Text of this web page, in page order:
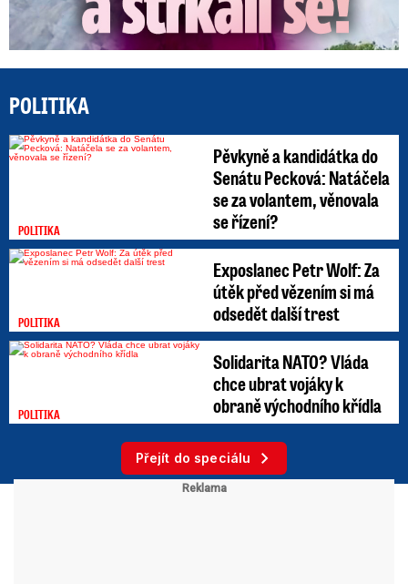
POLITIKA
POLITIKA
Pěvkyně a kandidátka do
Senátu Pecková: Natáčela
se za volantem, věnovala
se řízení?
POLITIKA
Exposlanec Petr Wolf: Za
útěk před vězením si má
odsedět další trest
POLITIKA
Solidarita NATO? Vláda
chce ubrat vojáky k
obraně východního křídla
Přejít do speciálu